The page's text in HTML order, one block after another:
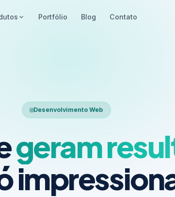
Portfólio Blog Contato
Desenvolvimento Web
geram